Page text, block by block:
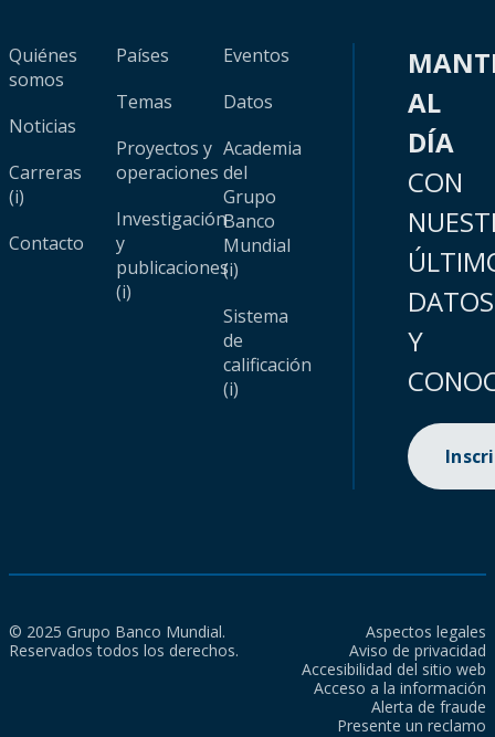
Quiénes
somos
Noticias
Carreras
(i)
Contacto
Países
Temas
Proyectos y
operaciones
Investigación
y
publicaciones
(i)
Eventos
Datos
Academia
del
Grupo
Banco
Mundial
(i)
Sistema
de
calificación
(i)
AL
DÍA
CON
DATOS
Y
© 2025 Grupo Banco Mundial.
Reservados todos los derechos.
Aspectos legales
Aviso de privacidad
Accesibilidad del sitio web
Acceso a la información
Alerta de fraude
Presente un reclamo